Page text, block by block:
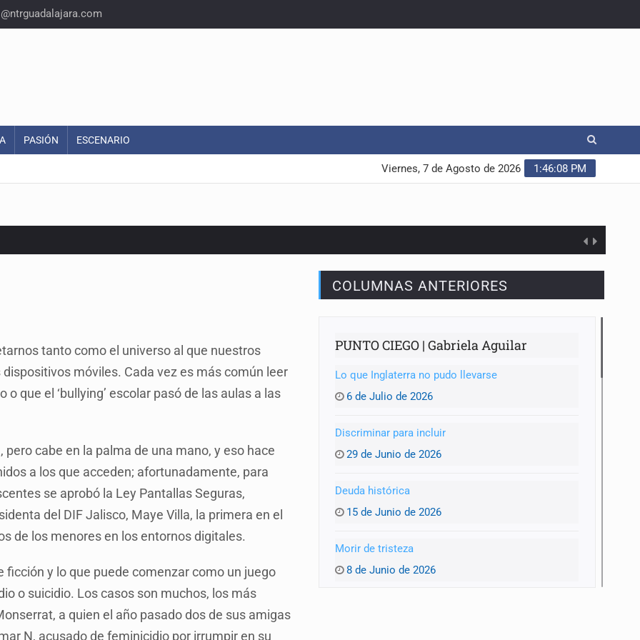
PASIÓN ESCENARIO
1:46:08 PM
Viernes, 7 de Agosto de 2026
niega tala
Corazón de Artesano
tanto como el universo al que nuestros
móviles. Cada vez es más común leer
que el ‘bullying’ escolar pasó de las aulas a las
cabe en la palma de una mano, y eso hace
a los que acceden; afortunadamente, para
se aprobó la Ley Pantallas Seguras,
del DIF Jalisco, Maye Villa, la primera en el
de los menores en los entornos digitales.
y lo que puede comenzar como un juego
o suicidio. Los casos son muchos, los más
a quien el año pasado dos de sus amigas
N, acusado de feminicidio por irrumpir en su
COLUMNAS ANTERIORES
PUNTO CIEGO | Gabriela Aguilar
Lo que Inglaterra no pudo llevarse
6 de Julio de 2026
Discriminar para incluir
29 de Junio de 2026
Deuda histórica
15 de Junio de 2026
Morir de tristeza
8 de Junio de 2026